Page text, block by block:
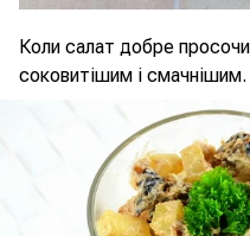
Коли салат добре
соковитішим і смачнішим.